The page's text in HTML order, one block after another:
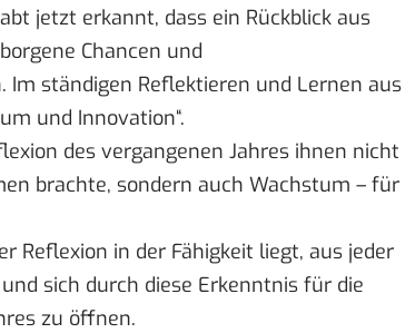
jetzt erkannt, dass ein Rückblick aus
Chancen und
ständigen Reflektieren und Lernen aus
und Innovation“.
des vergangenen Jahres ihnen nicht
brachte, sondern auch Wachstum – für
Reflexion in der Fähigkeit liegt, aus jeder
sich durch diese Erkenntnis für die
zu öffnen.